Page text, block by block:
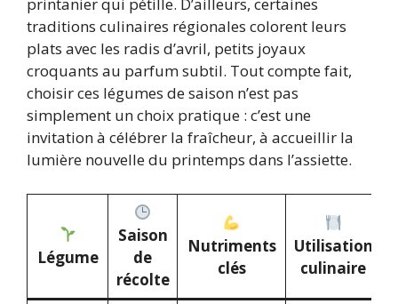
printanier qui pétille. D’ailleurs, certaines
traditions culinaires régionales colorent leurs
plats avec les radis d’avril, petits joyaux
croquants au parfum subtil. Tout compte fait,
choisir ces légumes de saison n’est pas
simplement un choix pratique : c’est une
invitation à célébrer la fraîcheur, à accueillir la
lumière nouvelle du printemps dans l’assiette.
Légume
Saison
de
récolte
Nutriments
clés
Utilisation
culinaire